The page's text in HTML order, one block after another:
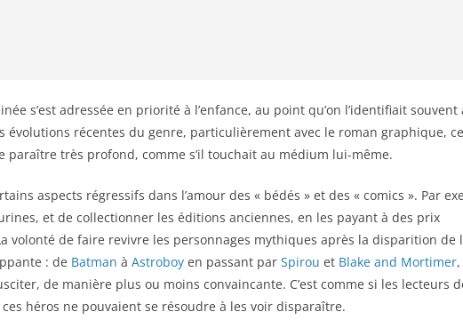
s’est adressée en priorité à l’enfance, au point qu’on l’identifiait souvent
évolutions récentes du genre, particulièrement avec le roman graphique,
paraître très profond, comme s’il touchait au médium lui-même.
aspects régressifs dans l’amour des « bédés » et des « comics ». Par
et de collectionner les éditions anciennes, en les payant à des prix
volonté de faire revivre les personnages mythiques après la disparition de
: de Batman à Astroboy en passant par Spirou et Blake and Mortimer
de manière plus ou moins convaincante. C’est comme si les lecteurs
ces héros ne pouvaient se résoudre à les voir disparaître.